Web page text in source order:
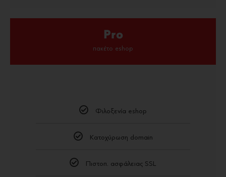
Pro
πακέτο eshop
Φιλοξενία eshop
Κατοχύρωση domain
Πιστοπ. ασφάλειας SSL